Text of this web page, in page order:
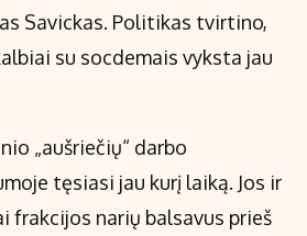
Savickas. Politikas tvirtino,
su socdemais vyksta jau
„aušriečių“ darbo
tęsiasi jau kurį laiką. Jos ir
frakcijos narių balsavus prieš